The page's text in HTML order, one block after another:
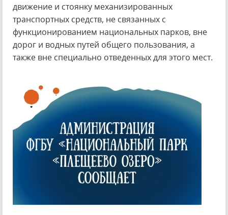
движение и стоянку механизированных
транспортных средств, не связанных с
функционированием национальных парков, вне
дорог и водных путей общего пользования, а
также вне специально отведенных для этого мест.